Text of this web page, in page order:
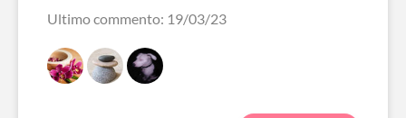
Ultimo commento: 19/03/23